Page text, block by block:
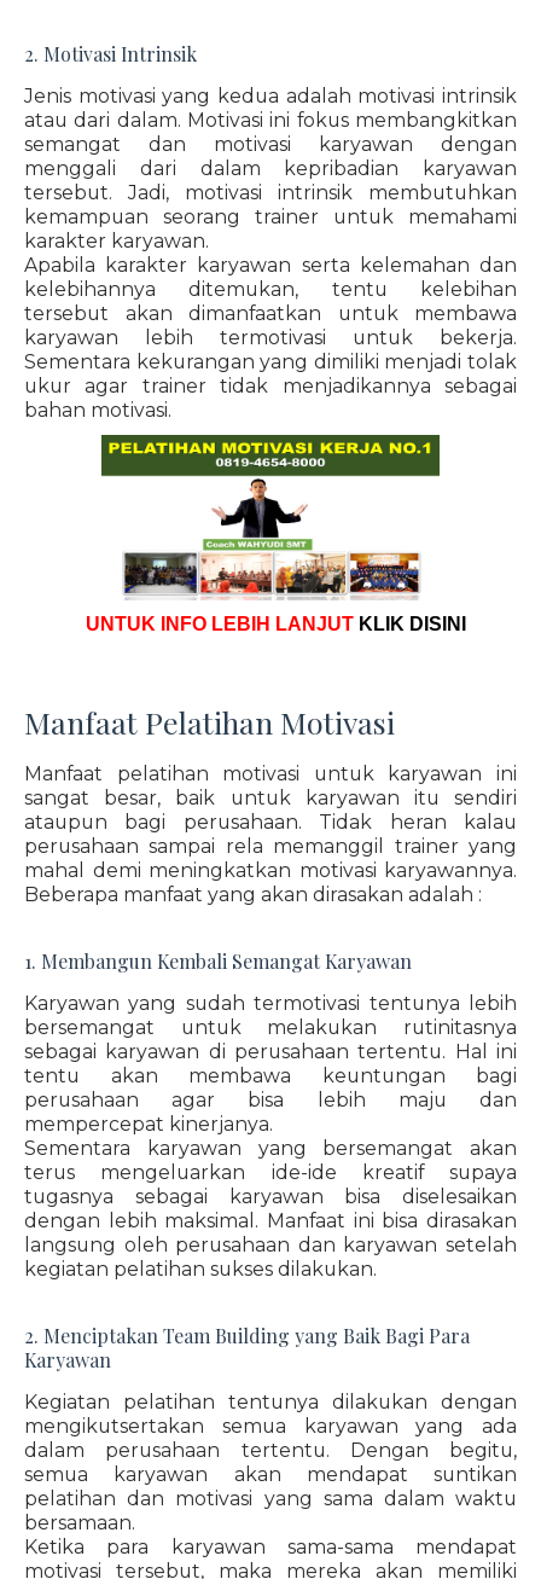
2. Motivasi Intrinsik
Jenis motivasi yang kedua adalah motivasi intrinsik
atau dari dalam. Motivasi ini fokus membangkitkan
semangat dan motivasi karyawan dengan
menggali dari dalam kepribadian karyawan
tersebut. Jadi, motivasi intrinsik membutuhkan
kemampuan seorang trainer untuk memahami
karakter karyawan.
Apabila karakter karyawan serta kelemahan dan
kelebihannya ditemukan, tentu kelebihan
tersebut akan dimanfaatkan untuk membawa
karyawan lebih termotivasi untuk bekerja.
Sementara kekurangan yang dimiliki menjadi tolak
ukur agar trainer tidak menjadikannya sebagai
bahan motivasi.
UNTUK INFO LEBIH LANJUT KLIK DISINI
Manfaat Pelatihan Motivasi
Manfaat pelatihan motivasi untuk karyawan ini
sangat besar, baik untuk karyawan itu sendiri
ataupun bagi perusahaan. Tidak heran kalau
perusahaan sampai rela memanggil trainer yang
mahal demi meningkatkan motivasi karyawannya.
Beberapa manfaat yang akan dirasakan adalah :
1. Membangun Kembali Semangat Karyawan
Karyawan yang sudah termotivasi tentunya lebih
bersemangat untuk melakukan rutinitasnya
sebagai karyawan di perusahaan tertentu. Hal ini
tentu akan membawa keuntungan bagi
perusahaan agar bisa lebih maju dan
mempercepat kinerjanya.
Sementara karyawan yang bersemangat akan
terus mengeluarkan ide-ide kreatif supaya
tugasnya sebagai karyawan bisa diselesaikan
dengan lebih maksimal. Manfaat ini bisa dirasakan
langsung oleh perusahaan dan karyawan setelah
kegiatan pelatihan sukses dilakukan.
2. Menciptakan Team Building yang Baik Bagi Para
Karyawan
Kegiatan pelatihan tentunya dilakukan dengan
mengikutsertakan semua karyawan yang ada
dalam perusahaan tertentu. Dengan begitu,
semua karyawan akan mendapat suntikan
pelatihan dan motivasi yang sama dalam waktu
bersamaan.
Ketika para karyawan sama-sama mendapat
motivasi tersebut, maka mereka akan memiliki